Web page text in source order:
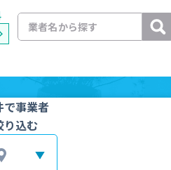
で事業者
り込む